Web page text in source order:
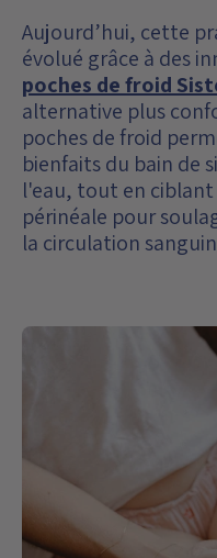
Aujourd’hui, cette
évolué grâce à des
poches de froid
alternative plus
poches de froid
bienfaits du bain de
l'eau, tout en
périnéale pour
la circulation